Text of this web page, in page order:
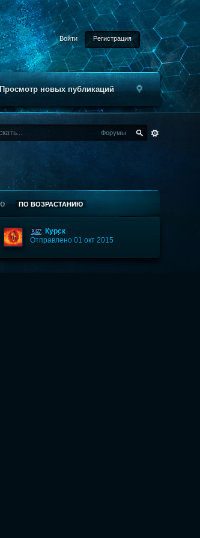
Войти Регистрация
Просмотр новых публикаций
Форумы
ПО ВОЗРАСТАНИЮ
Курск
Отправлено 01 окт 2015